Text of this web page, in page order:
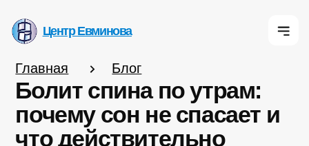
Центр Евминова
Болит спина по утрам:
почему сон не спасает и
что действительно
помогает
Проснулся — и первые десять минут